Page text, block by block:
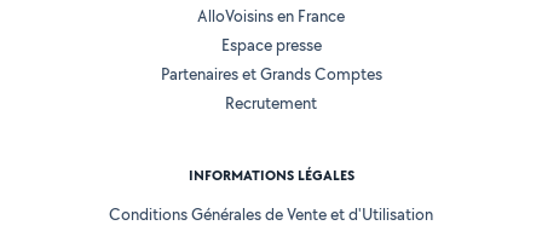
AlloVoisins en France
Espace presse
Partenaires et Grands Comptes
Recrutement
INFORMATIONS LÉGALES
Conditions Générales de Vente et d'Utilisation